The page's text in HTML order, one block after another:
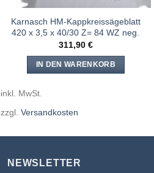
Karnasch HM-Kappkreissägeblatt
420 x 3,5 x 40/30 Z= 84 WZ neg.
311,90 €
IN DEN WARENKORB
inkl. MwSt.
zzgl. Versandkosten
NEWSLETTER